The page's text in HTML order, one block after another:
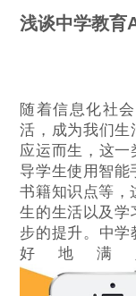
浅谈中学教育
随着信息化社
活，成为我们生
应运而生，这一
导学生使用智能
书籍知识点等，
生的生活以及学
步的提升。中学
好地满